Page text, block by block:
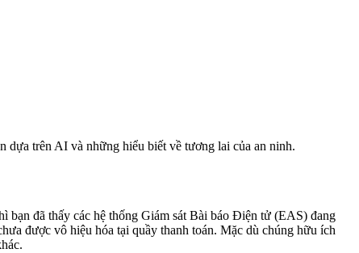
dựa trên AI và những hiểu biết về tương lai của an ninh.
bạn đã thấy các hệ thống Giám sát Bài báo Điện tử (EAS) đang
được vô hiệu hóa tại quầy thanh toán. Mặc dù chúng hữu ích